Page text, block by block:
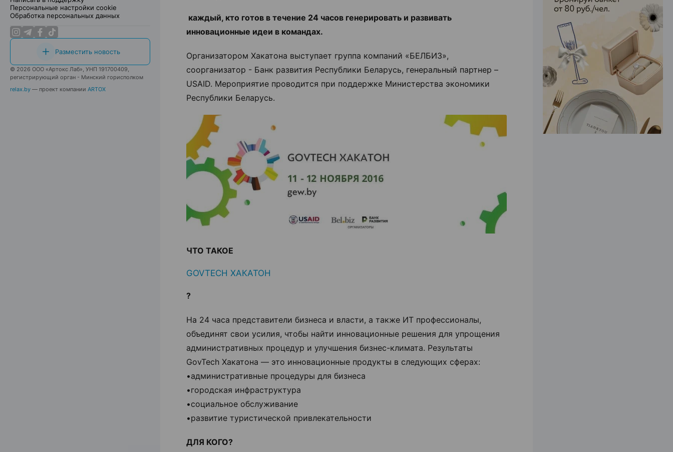
Персональные настройки cookie
Обработка персональных данных
Разместить новость
© 2026 ООО «Артокс Лаб», УНП 191700409,
регистрирующий орган - Минский горисполком
relax.by — проект компании ARTOX
каждый, кто готов в течение 24 часов генерировать и развивать
инновационные идеи в командах.
Организатором Хакатона выступает группа компаний «БЕЛБИЗ»,
соорганизатор - Банк развития Республики Беларусь, генеральный партнер –
USAID. Мероприятие проводится при поддержке Министерства экономики
Республики Беларусь.
ЧТО ТАКОЕ
GOVTECH ХАКАТОН
?
На 24 часа представители бизнеса и власти, а также ИТ профессионалы,
объединят свои усилия, чтобы найти инновационные решения для упрощения
административных процедур и улучшения бизнес-климата. Результаты
GovTech Хакатона — это инновационные продукты в следующих сферах:
•административные процедуры для бизнеса
•городская инфраструктура
•социальное обслуживание
•развитие туристической привлекательности
ДЛЯ КОГО?
ЭФФЕКТИВНАЯ РЕКЛАМА НА САЙТЕ